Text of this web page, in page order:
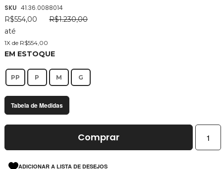
SKU 41.36.0088014
R$554,00
R$1.230,00
até
1X de R$554,00
EM ESTOQUE
PP P M G
Tabela de Medidas
Comprar
ADICIONAR A LISTA DE DESEJOS
Galeria
de
imagens